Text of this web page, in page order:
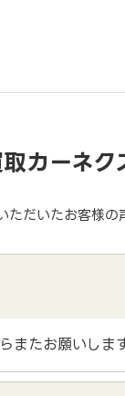
カーネ
だいたお客様の
またお願いします